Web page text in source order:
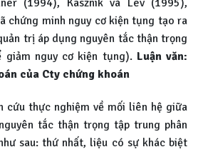
chứng minh nguy cơ kiện tụng tạo ra
trị áp dụng nguyên tắc thận trọng
giảm nguy cơ kiện tụng). Luận văn:
của Cty chứng khoán
cứu thực nghiệm về mối liên hệ giữa
tắc thận trọng tập trung phân
sau: thứ nhất, liệu có sự khác biệt